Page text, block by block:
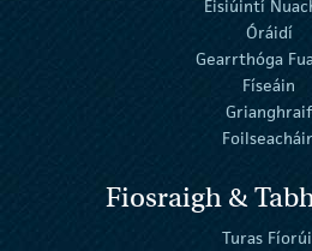
Eisiúintí
Óráidí
Gearrthóga
Físeáin
Grianghraif
Fiosraigh &
Turas